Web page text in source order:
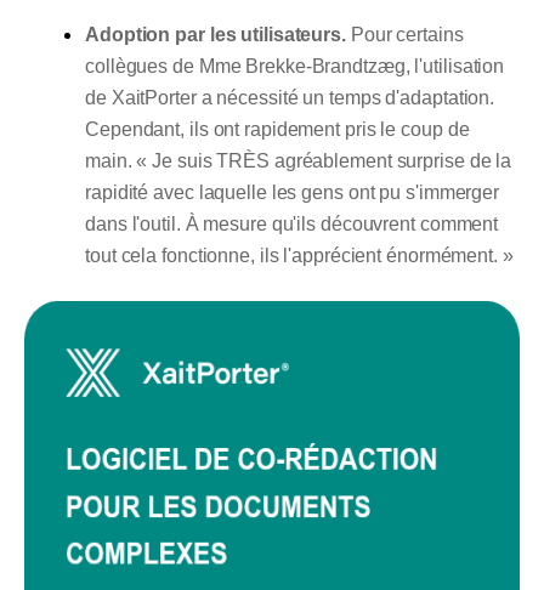
Adoption par les utilisateurs. Pour certains
collègues de Mme Brekke-Brandtzæg, l'utilisation
de XaitPorter a nécessité un temps d'adaptation.
Cependant, ils ont rapidement pris le coup de
main. « Je suis TRÈS agréablement surprise de la
rapidité avec laquelle les gens ont pu s'immerger
dans l'outil. À mesure qu'ils découvrent comment
tout cela fonctionne, ils l'apprécient énormément. »